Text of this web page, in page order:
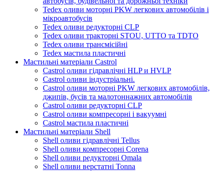
Tedex оливи моторні PKW легкових автомобілів і
мікроавтобусів
Tedex оливи редукторні CLP
Tedex оливи тракторні STOU, UTTO та TDTO
Tedex оливи трансмісійні
Tedex мастила пластичні
Мастильні матеріали Castrol
Castrol оливи гідравлічні HLP и HVLP
Castrol оливи індустріальні.
Castrol оливи моторні PKW легкових автомобілів,
джипів, бусів та малотоннажних автомобілів
Castrol оливи редукторні CLP
Castrol оливи компресорні і вакуумні
Castrol мастила пластичні
Мастильні матеріали Shell
Shell оливи гідравлічні Tellus
Shell оливи компресорні Corena
Shell оливи редукторні Omala
Shell оливи верстатні Tonna